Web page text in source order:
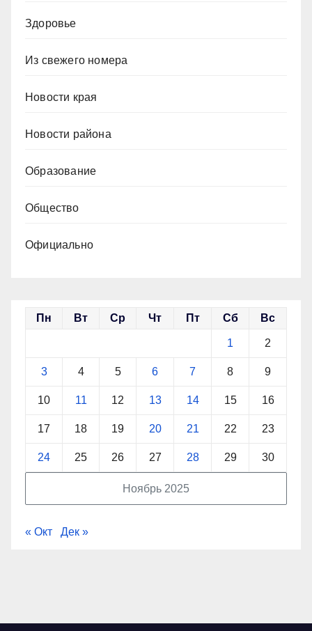
Здоровье
Из свежего номера
Новости края
Новости района
Образование
Общество
Официально
Ноябрь 2025
Пн Вт Ср Чт Пт Сб Вс
1 2
3 4 5 6 7 8 9
10 11 12 13 14 15 16
17 18 19 20 21 22 23
24 25 26 27 28 29 30
« Окт Дек »